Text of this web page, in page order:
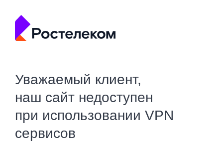
Уважаемый клиент,
наш сайт недоступен
при использовании VPN
сервисов